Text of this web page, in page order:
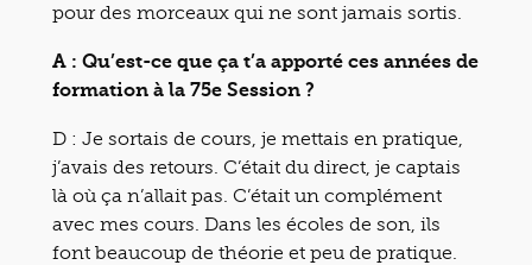
pour des morceaux qui ne sont jamais sortis.
A : Qu’est-ce que ça t’a apporté ces années de
formation à la 75e Session ?
D : Je sortais de cours, je mettais en pratique,
j’avais des retours. C’était du direct, je captais
là où ça n’allait pas. C’était un complément
avec mes cours. Dans les écoles de son, ils
font beaucoup de théorie et peu de pratique.